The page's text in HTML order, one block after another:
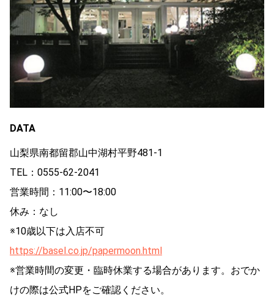
DATA
山梨県南都留郡山中湖村平野481-1
TEL：0555-62-2041
営業時間：11:00〜18:00
休み：なし
※10歳以下は入店不可
https://basel.co.jp/papermoon.html
※営業時間の変更・臨時休業する場合があります。おでか
けの際は公式HPをご確認ください。